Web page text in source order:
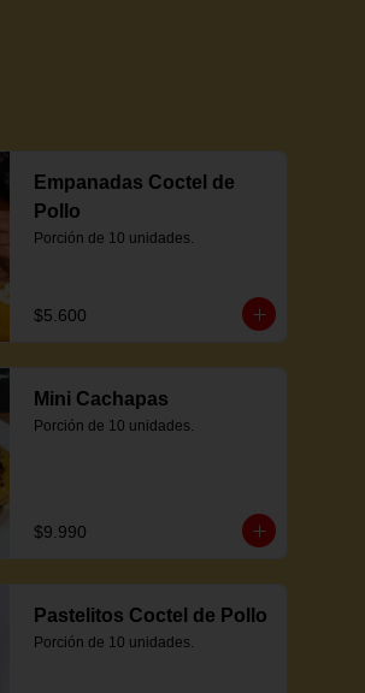
Empanadas Coctel de
Pollo
Porción de 10 unidades.
$5.600
Mini Cachapas
Porción de 10 unidades.
$9.990
Pastelitos Coctel de Pollo
Porción de 10 unidades.